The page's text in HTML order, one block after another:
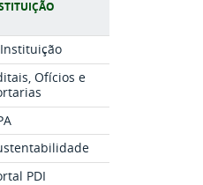
Ofícios e
PDI